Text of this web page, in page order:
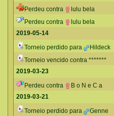
Perdeu contra
lulu bela
Perdeu contra
lulu bela
2019-05-14
Torneio perdido para
Hildeck
Torneio vencido contra *******
2019-03-23
Perdeu contra
B o N e C a
2019-03-21
Torneio perdido para
Genne